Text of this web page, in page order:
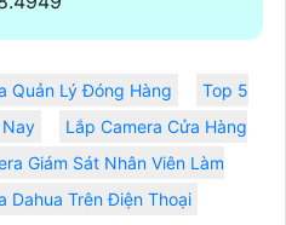
Quản Lý Đóng Hàng
Top 5
Nay
Lắp Camera Cửa Hàng
Giám Sát Nhân Viên Làm
Dahua Trên Điện Thoại